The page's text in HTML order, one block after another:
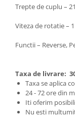
Masini batut stalpi
voiaj
Butelii
Gratare
Pirostrii si
Plite & aragaze
Trepte de cuplu – 21
Viteza de rotatie –
Functii – Reverse,
Taxa de livrare:
Taxa se aplica
24 - 72 ore din
Iti oferim
Nu esti